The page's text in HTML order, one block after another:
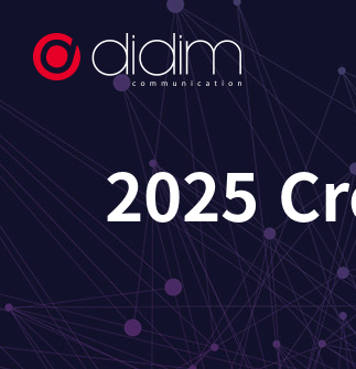
2025